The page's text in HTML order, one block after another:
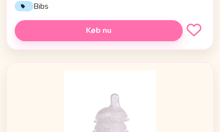
Bibs
Køb nu